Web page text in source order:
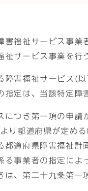
福祉サービス事業
祉サービス事業を
障害福祉サービス(
定は、当該特定障
につき第一項の申
り都道府県が定め
都道府県障害福祉
る事業者の指定に
、第二十九条第一